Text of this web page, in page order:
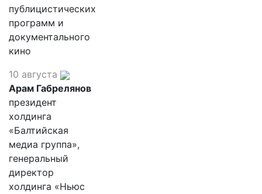
публицистических
программ и
документального
кино
10 августа
Арам Габрелянов
президент
холдинга
«Балтийская
медиа группа»,
генеральный
директор
холдинга «Ньюс